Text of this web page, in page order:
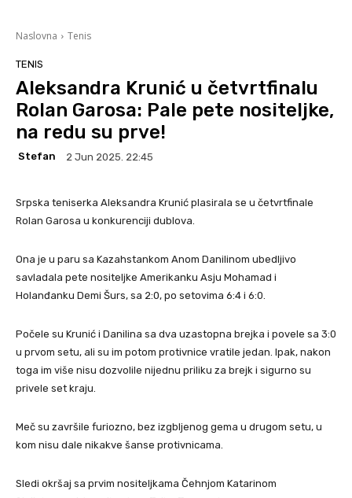
Naslovna Tenis
TENIS
Aleksandra Krunić u četvrtfinalu
Rolan Garosa: Pale pete nositeljke,
na redu su prve!
Stefan 2 Jun 2025. 22:45
Srpska teniserka Aleksandra Krunić plasirala se u četvrtfinale
Rolan Garosa u konkurenciji dublova.
Ona je u paru sa Kazahstankom Anom Danilinom ubedljivo
savladala pete nositeljke Amerikanku Asju Mohamad i
Holanđanku Demi Šurs, sa 2:0, po setovima 6:4 i 6:0.
Počele su Krunić i Danilina sa dva uzastopna brejka i povele sa 3:0
u prvom setu, ali su im potom protivnice vratile jedan. Ipak, nakon
toga im više nisu dozvolile nijednu priliku za brejk i sigurno su
privele set kraju.
Meč su završile furiozno, bez izgbljenog gema u drugom setu, u
kom nisu dale nikakve šanse protivnicama.
Sledi okršaj sa prvim nositeljkama Čehnjom Katarinom